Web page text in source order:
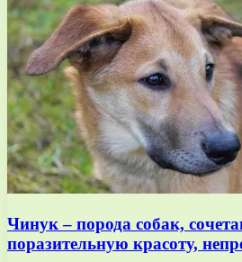
Чинук – порода собак,
поразительную красоту,